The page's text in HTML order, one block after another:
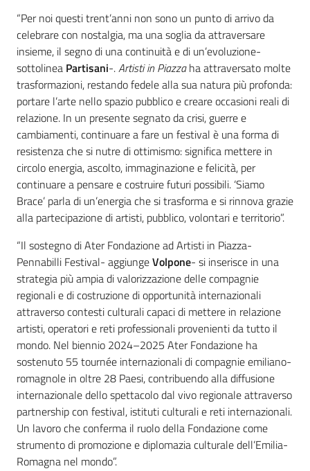
“Per noi questi trent’anni non sono un punto di arrivo da
celebrare con nostalgia, ma una soglia da attraversare
insieme, il segno di una continuità e di un’evoluzione-
sottolinea Partisani-.Artisti in Piazzaha attraversato molte
trasformazioni, restando fedele alla sua natura più profonda:
portare l’arte nello spazio pubblico e creare occasioni reali di
relazione. In un presente segnato da crisi, guerre e
cambiamenti, continuare a fare un festival è una forma di
resistenza che si nutre di ottimismo: significa mettere in
circolo energia, ascolto, immaginazione e felicità, per
continuare a pensare e costruire futuri possibili. ‘Siamo
Brace’ parla di un’energia che si trasforma e si rinnova grazie
alla partecipazione di artisti, pubblico, volontari e territorio”.
“Il sostegno di Ater Fondazione ad Artisti in Piazza-
Pennabilli Festival- aggiungeVolpone- si inserisce in una
strategia più ampia di valorizzazione delle compagnie
regionali e di costruzione di opportunità internazionali
attraverso contesti culturali capaci di mettere in relazione
artisti, operatori e reti professionali provenienti da tutto il
mondo. Nel biennio 2024–2025 Ater Fondazione ha
sostenuto 55 tournée internazionali di compagnie emiliano-
romagnole in oltre 28 Paesi, contribuendo alla diffusione
internazionale dello spettacolo dal vivo regionale attraverso
partnership con festival, istituti culturali e reti internazionali.
Un lavoro che conferma il ruolo della Fondazione come
strumento di promozione e diplomazia culturale dell’Emilia-
Romagna nel mondo”.